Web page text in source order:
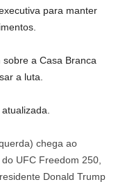
para manter
a Casa Branca
a luta.